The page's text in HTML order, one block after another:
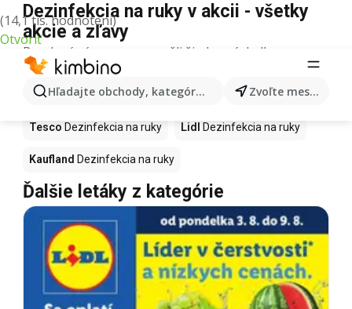
(14,1 tis. hodnotení)
Otvoriť
Hľadajte obchody, kategórie, produkty... Zvoľte mesto
Dezinfekcia na ruky v akcii - všetky
akcie a zľavy
Pre daný výraz sme nenašli žiadne výsledky.
Dezinfekcia na ruky v akcii - Kde
kúpiť?
Tesco Dezinfekcia na ruky Lidl Dezinfekcia na ruky
Kaufland Dezinfekcia na ruky
Ďalšie letáky z kategórie